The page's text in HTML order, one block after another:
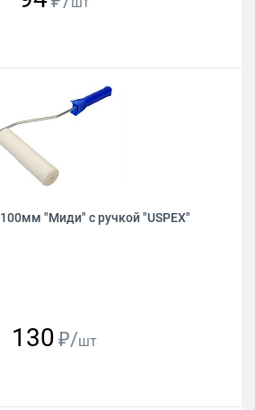
"Миди" с ручкой "USPEХ"
130 ₽/шт